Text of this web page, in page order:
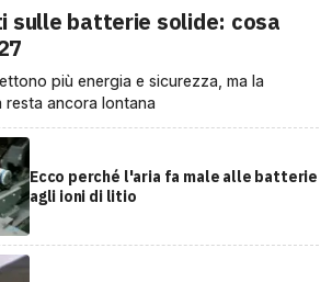
sulle batterie solide: cosa
più energia e sicurezza, ma la
resta ancora lontana
Ecco perché l'aria fa male alle batterie
agli ioni di litio